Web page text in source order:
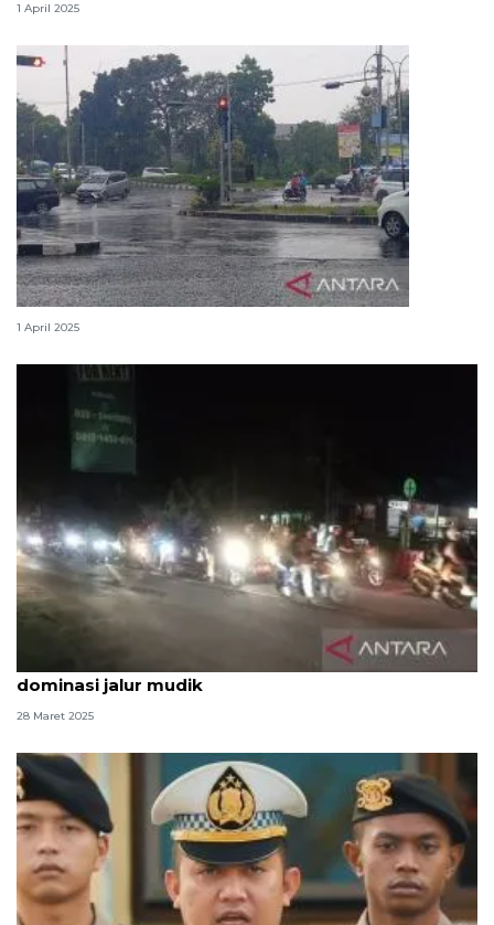
1 April 2025
H2 Lebaran, jalur utama Cianjur ramai lancar
1 April 2025
H-3 Lebaran pemudik dengan sepeda motor
dominasi jalur mudik
28 Maret 2025